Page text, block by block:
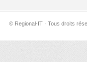
© Regional-IT · Tous droits